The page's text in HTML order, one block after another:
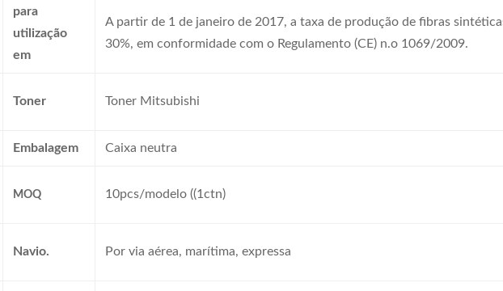
para
utilização
em
A partir de 1 de janeiro de 2017, a taxa de produção de fibras
30%, em conformidade com o Regulamento (CE) n.o 1069/2009.
Toner Toner Mitsubishi
Embalagem Caixa neutra
MOQ 10pcs/modelo ((1ctn)
Navio. Por via aérea, marítima, expressa